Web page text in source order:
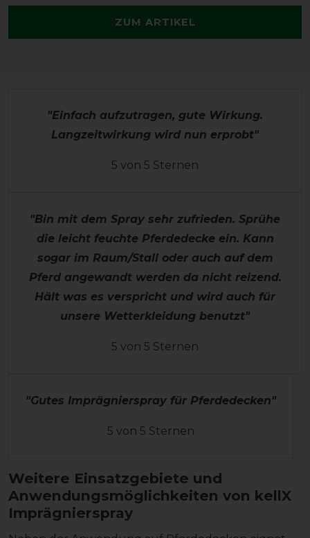
ZUM ARTIKEL
"Einfach aufzutragen, gute Wirkung.
Langzeitwirkung wird nun erprobt"
5 von 5 Sternen
"Bin mit dem Spray sehr zufrieden. Sprühe
die leicht feuchte Pferdedecke ein. Kann
sogar im Raum/Stall oder auch auf dem
Pferd angewandt werden da nicht reizend.
Hält was es verspricht und wird auch für
unsere Wetterkleidung benutzt"
5 von 5 Sternen
"Gutes Imprägnierspray für Pferdedecken"
5 von 5 Sternen
Weitere Einsatzgebiete und
Anwendungsmöglichkeiten von kellX
Imprägnierspray